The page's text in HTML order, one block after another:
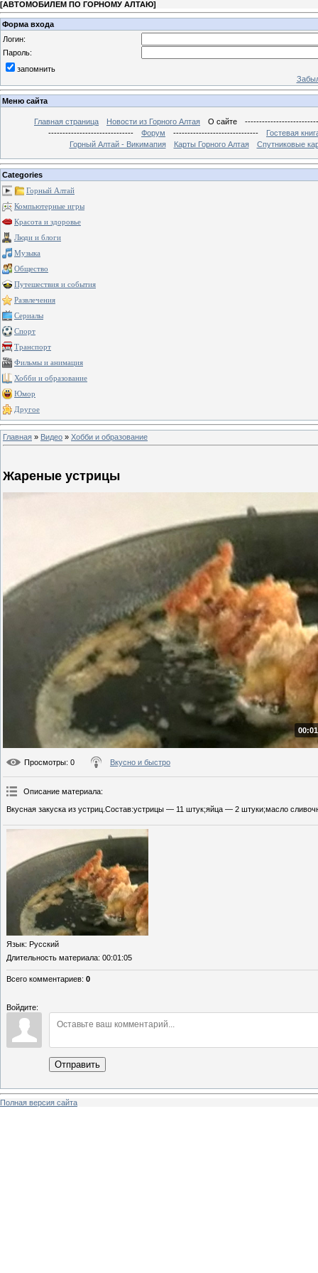
[АВТОМОБИЛЕМ ПО ГОРНОМУ АЛТАЮ]
Форма входа
Логин:
Пароль:
запомнить
Меню сайта
Главная страница Новости из Горного Алтая О сайте
------------------------------
Форум ------------------------------
Гостевая
Горный Алтай - Викимапия
Карты Горного Алтая Спутниковые
Categories
Горный Алтай
Компьютерные игры
Красота и здоровье
Люди и блоги
Музыка
Общество
Путешествия и события
Развлечения
Сериалы
Спорт
Транспорт
Фильмы и анимация
Хобби и образование
Юмор
Другое
Главная » Видео » Хобби и образование
Жареные устрицы
Просмотры: 0 Вкусно и быстро
Описание материала:
Вкусная закуска из устриц.Состав:устрицы — 11 штук;яйца — 2 штуки;масло
Язык: Русский
Длительность материала: 00:01:05
Всего комментариев: 0
Войдите:
Отправить
Полная версия сайта